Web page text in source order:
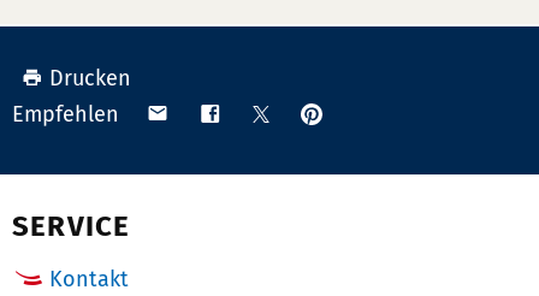
Drucken
Empfehlen
Teilen Teilen TeilenAnpinnen
SERVICE
Kontakt